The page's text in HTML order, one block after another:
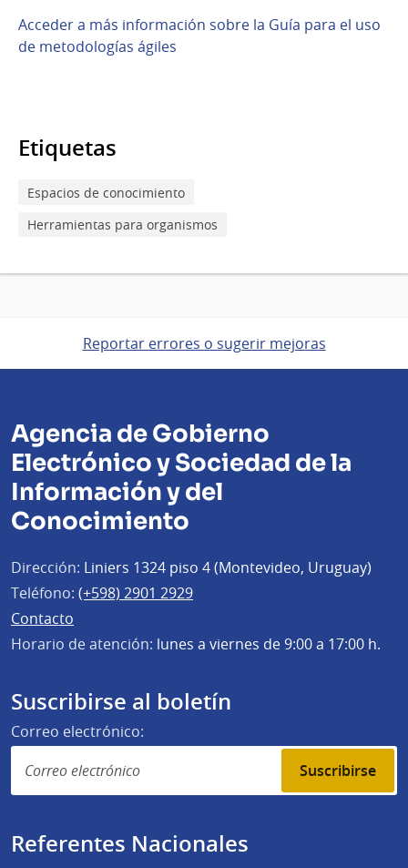
Acceder a más información sobre la Guía para el uso
de metodologías ágiles
Etiquetas
Espacios de conocimiento
Herramientas para organismos
Reportar errores o sugerir mejoras
Agencia de Gobierno
Electrónico y Sociedad de la
Información y del
Conocimiento
Dirección: Liniers 1324 piso 4 (Montevideo, Uruguay)
Teléfono: (+598) 2901 2929
Contacto
Horario de atención: lunes a viernes de 9:00 a 17:00 h.
Suscribirse al boletín
Correo electrónico:
Suscribirse
Referentes Nacionales